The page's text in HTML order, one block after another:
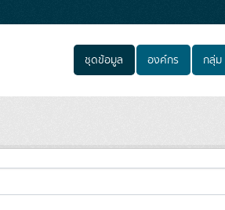
ชุดข้อมูล องค์กร กลุ่ม